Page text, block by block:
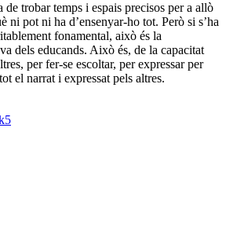
trobar temps i espais precisos per a allò
ni pot ni ha d’ensenyar-ho tot. Però si s’ha
fonamental, això és la
dels educands. Això és, de la capacitat
per fer-se escoltar, per expressar per
el narrat i expressat pels altres.